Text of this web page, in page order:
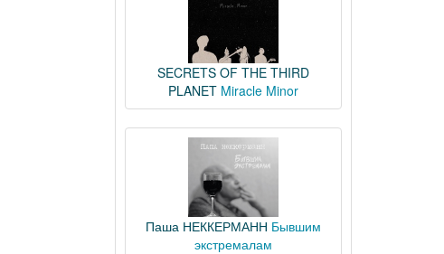
SECRETS OF THE THIRD
PLANET Miracle Minor
Паша НЕККЕРМАНН Бывшим
экстремалам